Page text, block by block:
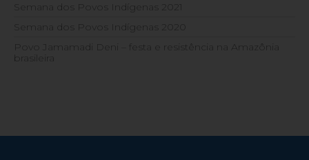
Semana dos Povos Indígenas 2021
Semana dos Povos Indígenas 2020
Povo Jamamadi Deni – festa e resistência na Amazônia
brasileira